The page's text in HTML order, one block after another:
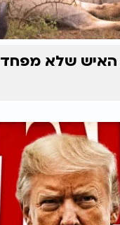
האיש שלא מפחד